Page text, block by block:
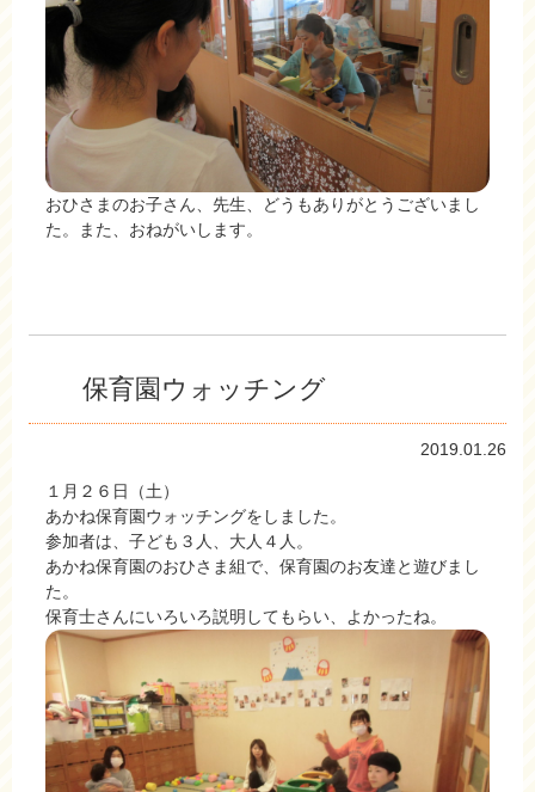
おひさまのお子さん、先生、どうもありがとうございまし
た。また、おねがいします。
保育園ウォッチング
2019.01.26
１月２６日（土）
あかね保育園ウォッチングをしました。
参加者は、子ども３人、大人４人。
あかね保育園のおひさま組で、保育園のお友達と遊びまし
た。
保育士さんにいろいろ説明してもらい、よかったね。